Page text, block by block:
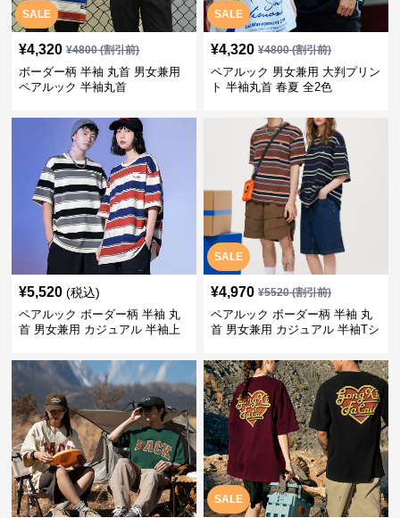
SALE
¥4,320 ¥4800(割引前)
ボーダー柄 半袖 丸首 男女兼用
ペアルック 半袖丸首
SALE
¥4,320 ¥4800(割引前)
ペアルック 男女兼用 大判プリン
ト 半袖丸首 春夏 全2色
¥5,520 (税込)
ペアルック ボーダー柄 半袖 丸
首 男女兼用 カジュアル 半袖上
SALE
¥4,970 ¥5520(割引前)
ペアルック ボーダー柄 半袖 丸
首 男女兼用 カジュアル 半袖Tシ
SALE